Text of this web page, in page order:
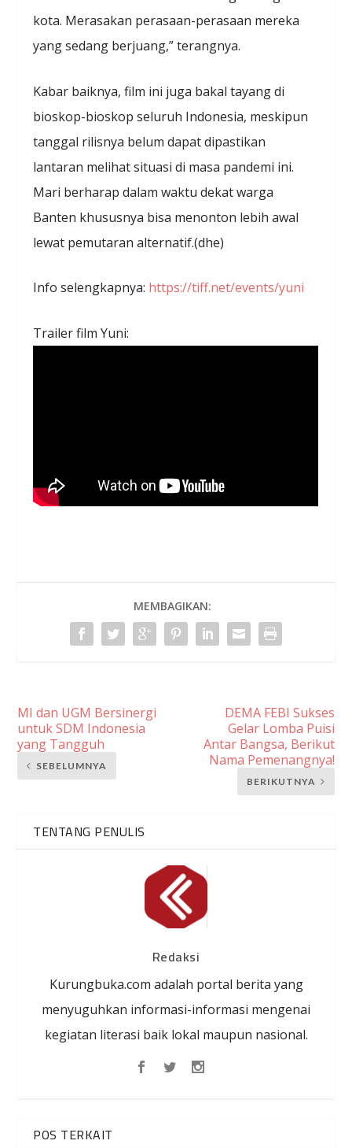
kota. Merasakan perasaan-perasaan mereka
yang sedang berjuang,” terangnya.
Kabar baiknya, film ini juga bakal tayang di
bioskop-bioskop seluruh Indonesia, meskipun
tanggal rilisnya belum dapat dipastikan
lantaran melihat situasi di masa pandemi ini.
Mari berharap dalam waktu dekat warga
Banten khususnya bisa menonton lebih awal
lewat pemutaran alternatif.(dhe)
Info selengkapnya: https://tiff.net/events/yuni
Trailer film Yuni:
MEMBAGIKAN:
MI dan UGM Bersinergi
untuk SDM Indonesia
yang Tangguh
SEBELUMNYA
DEMA FEBI Sukses
Gelar Lomba Puisi
Antar Bangsa, Berikut
Nama Pemenangnya!
BERIKUTNYA
TENTANG PENULIS
Redaksi
Kurungbuka.com adalah portal berita yang
menyuguhkan informasi-informasi mengenai
kegiatan literasi baik lokal maupun nasional.
POS TERKAIT